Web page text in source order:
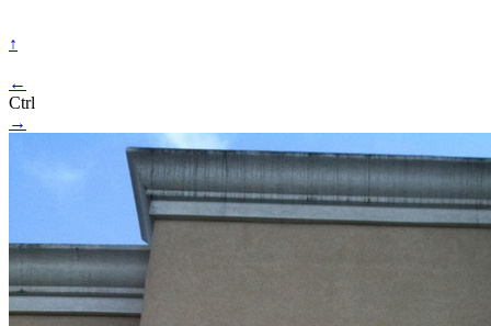
↑
←
Ctrl
→